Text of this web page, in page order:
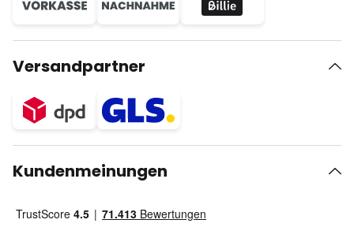
Versandpartner
Kundenmeinungen